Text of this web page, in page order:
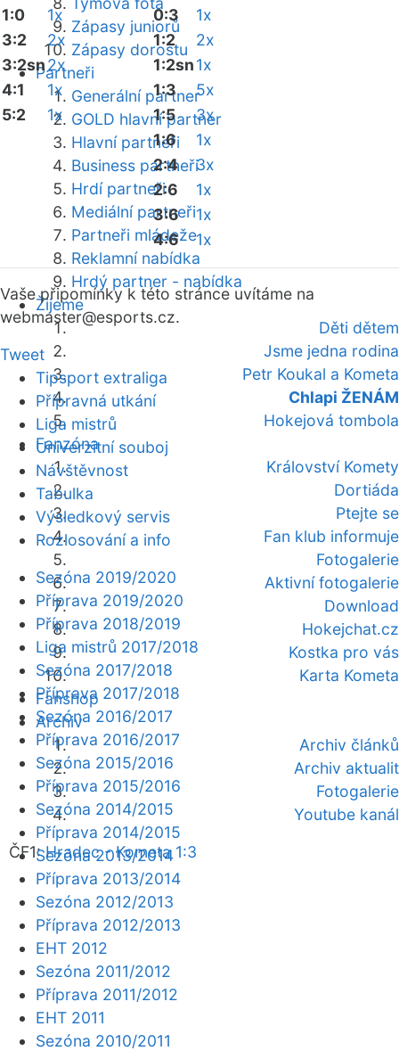
Zápasy juniorů
Zápasy dorostu
Partneři
Generální partner
GOLD hlavní partner
Hlavní partneři
Business partneři
Hrdí partneři
Mediální partneři
Partneři mládeže
Reklamní nabídka
Hrdý partner - nabídka
Žijeme
Děti dětem
Jsme jedna rodina
Petr Koukal a Kometa
Chlapi ŽENÁM
Hokejová tombola
Fanzóna
Království Komety
Dortiáda
Ptejte se
Fan klub informuje
Fotogalerie
Aktivní fotogalerie
Download
Hokejchat.cz
Kostka pro vás
Karta Kometa
Fanshop
Archiv
Archiv článků
Archiv aktualit
Fotogalerie
Youtube kanál
ČF1:Hradec - Kometa 1:3
1:0
1x
3:2
2x
3:2sn2x
4:1
1x
5:2
1x
0:3
1x
1:2
2x
1:2sn1x
1:3
5x
1:5
3x
1:6
1x
2:4
3x
2:6
1x
3:6
1x
4:6
1x
Vaše připomínky k této stránce uvítáme na
webmaster@esports.cz.
Tweet
Tipsport extraliga
Přípravná utkání
Liga mistrů
Univerzitní souboj
Návštěvnost
Tabulka
Výsledkový servis
Rozlosování a info
Sezóna 2019/2020
Příprava 2019/2020
Příprava 2018/2019
Liga mistrů 2017/2018
Sezóna 2017/2018
Příprava 2017/2018
Sezóna 2016/2017
Příprava 2016/2017
Sezóna 2015/2016
Příprava 2015/2016
Sezóna 2014/2015
Příprava 2014/2015
Sezóna 2013/2014
Příprava 2013/2014
Sezóna 2012/2013
Příprava 2012/2013
EHT 2012
Sezóna 2011/2012
Příprava 2011/2012
EHT 2011
Sezóna 2010/2011